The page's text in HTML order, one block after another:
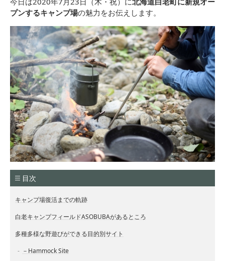
プンするキャンプ場の魅力をお伝えします。
目次
キャンプ場復活までの軌跡
白老キャンプフィールドASOBUBAがあるところ
多種多様な野遊びができる目的別サイト
－Hammock Site